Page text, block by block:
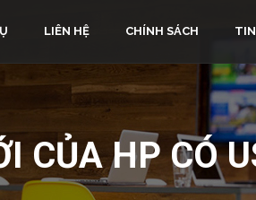
LIÊN HỆ CHÍNH SÁCH
CỦA HP CÓ